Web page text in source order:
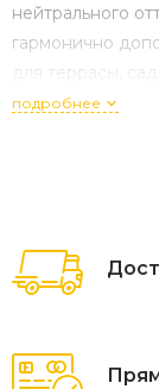
нейтрального
гармонично
для террасы,
подробнее